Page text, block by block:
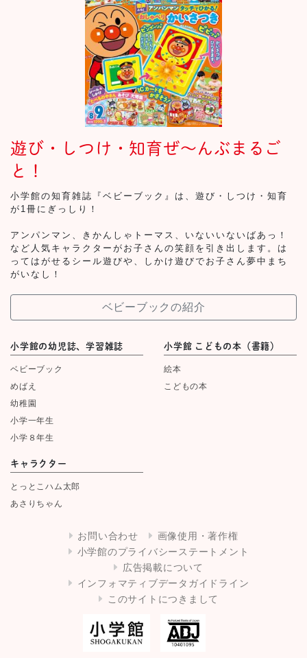
遊び・しつけ・知育ぜ～んぶまるご
と！
小学館の知育雑誌『ベビーブック』は、遊び・しつけ・知育
が1冊にぎっしり！
アンパンマン、きかんしゃトーマス、いないいないばあっ！
など人気キャラクターがお子さんの笑顔を引き出します。は
ってはがせるシール遊びや、しかけ遊びでお子さん夢中まち
がいなし！
ベビーブックの紹介
小学館の幼児誌、学習雑誌
ベビーブック
めばえ
幼稚園
小学一年生
小学８年生
小学館 こどもの本（書籍）
絵本
こどもの本
キャラクター
とっとこハム太郎
あさりちゃん
お問い合わせ
画像使用・著作権
小学館のプライバシーステートメント
広告掲載について
インフォマティブデータガイドライン
このサイトにつきまして